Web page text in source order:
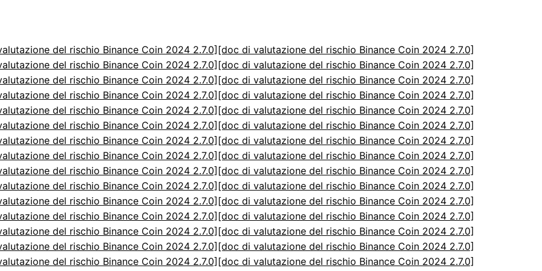
del rischio Binance Coin 2024 2.7.0] [doc di valutazione del rischio Binance Coin 2024 2.7.0]
del rischio Binance Coin 2024 2.7.0] [doc di valutazione del rischio Binance Coin 2024 2.7.0]
del rischio Binance Coin 2024 2.7.0] [doc di valutazione del rischio Binance Coin 2024 2.7.0]
del rischio Binance Coin 2024 2.7.0] [doc di valutazione del rischio Binance Coin 2024 2.7.0]
del rischio Binance Coin 2024 2.7.0] [doc di valutazione del rischio Binance Coin 2024 2.7.0]
del rischio Binance Coin 2024 2.7.0] [doc di valutazione del rischio Binance Coin 2024 2.7.0]
del rischio Binance Coin 2024 2.7.0] [doc di valutazione del rischio Binance Coin 2024 2.7.0]
del rischio Binance Coin 2024 2.7.0] [doc di valutazione del rischio Binance Coin 2024 2.7.0]
del rischio Binance Coin 2024 2.7.0] [doc di valutazione del rischio Binance Coin 2024 2.7.0]
del rischio Binance Coin 2024 2.7.0] [doc di valutazione del rischio Binance Coin 2024 2.7.0]
del rischio Binance Coin 2024 2.7.0] [doc di valutazione del rischio Binance Coin 2024 2.7.0]
del rischio Binance Coin 2024 2.7.0] [doc di valutazione del rischio Binance Coin 2024 2.7.0]
del rischio Binance Coin 2024 2.7.0] [doc di valutazione del rischio Binance Coin 2024 2.7.0]
del rischio Binance Coin 2024 2.7.0] [doc di valutazione del rischio Binance Coin 2024 2.7.0]
del rischio Binance Coin 2024 2.7.0] [doc di valutazione del rischio Binance Coin 2024 2.7.0]